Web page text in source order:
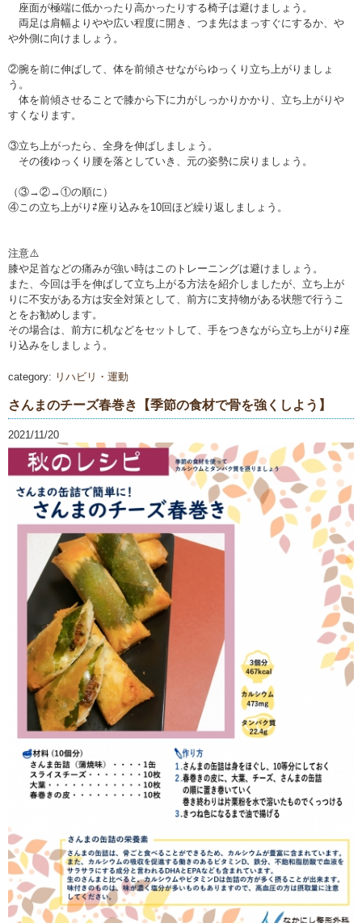
座面が極端に低かったり高かったりする椅子は避けましょう。
両足は肩幅よりやや広い程度に開き、つま先はまっすぐにするか、や
や外側に向けましょう。
②腕を前に伸ばして、体を前傾させながらゆっくり立ち上がりましょ
う。
体を前傾させることで膝から下に力がしっかりかかり、立ち上がりや
すくなります。
③立ち上がったら、全身を伸ばしましょう。
その後ゆっくり腰を落としていき、元の姿勢に戻りましょう。
（③→②→①の順に）
④この立ち上がり⇄座り込みを10回ほど繰り返しましょう。
注意⚠️
膝や足首などの痛みが強い時はこのトレーニングは避けましょう。
また、今回は手を伸ばして立ち上がる方法を紹介しましたが、立ち上が
りに不安がある方は安全対策として、前方に支持物がある状態で行うこ
とをお勧めします。
その場合は、前方に机などをセットして、手をつきながら立ち上がり⇄座
り込みをしましょう。
category: リハビリ・運動
さんまのチーズ春巻き【季節の食材で骨を強くしよう】
2021/11/20